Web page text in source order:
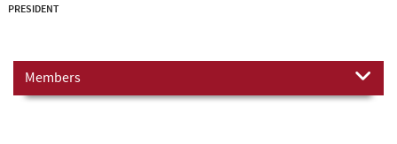
PRESIDENT
Members